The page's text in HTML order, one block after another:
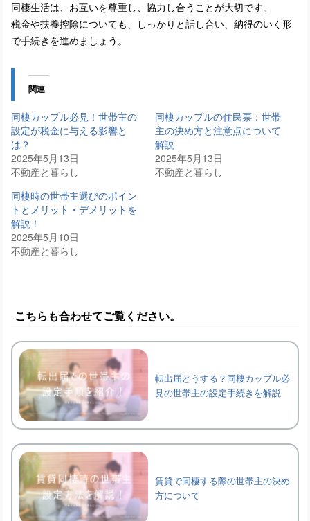
同棲生活は、お互いを尊重し、協力し合うことが大切です。
税金や扶養控除についても、しっかりと話し合い、納得のいく形
で手続きを進めましょう。
関連
同棲カップル必見！世帯主の
設定が税金に与える影響と
は？
2025年5月13日
不動産と暮らし
同棲カップルの住民票：世帯
主の決め方と注意点について
解説
2025年5月13日
不動産と暮らし
同棲時の世帯主選びのポイン
トとメリット・デメリットを
解説！
2025年5月10日
不動産と暮らし
こちらも合わせてご覧ください。
転出届どうする？同棲カップル必
見の世帯主の設定手続きを解説
賃貸で同棲する際の世帯主の決め
方について